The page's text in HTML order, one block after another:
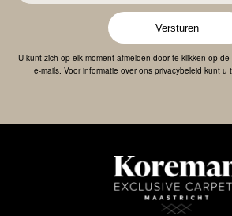
Versturen
U kunt zich op elk moment afmelden door te klikken op
e-mails. Voor informatie over ons privacybeleid kunt u